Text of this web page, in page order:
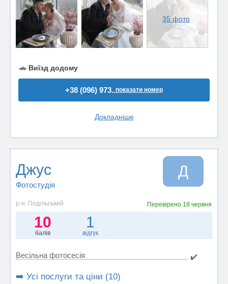
35 фото
🚗 Виїзд додому
+38 (096) 973..показати номер
Докладніше
Джус
Фотостудiя
Д
р-н. Подільський Перевірено 18 червня
10
балів
1
відгук
Весільна фотосесія ✔️
➡️ Усі послуги та ціни (10)